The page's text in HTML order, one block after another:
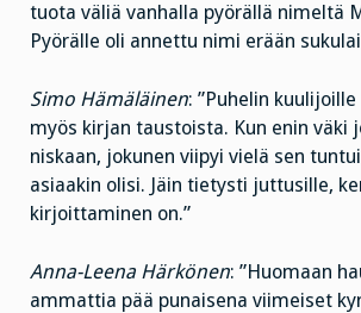
tuota väliä vanhalla pyörällä nimeltä
Pyörälle oli annettu nimi erään
Simo Hämäläinen: ”Puhelin kuulijoille
myös kirjan taustoista. Kun enin väki
niskaan, jokunen viipyi vielä sen
asiaakin olisi. Jäin tietysti juttusille,
kirjoittaminen on.”
Anna-Leena Härkönen: ”Huomaan
ammattia pää punaisena viimeiset